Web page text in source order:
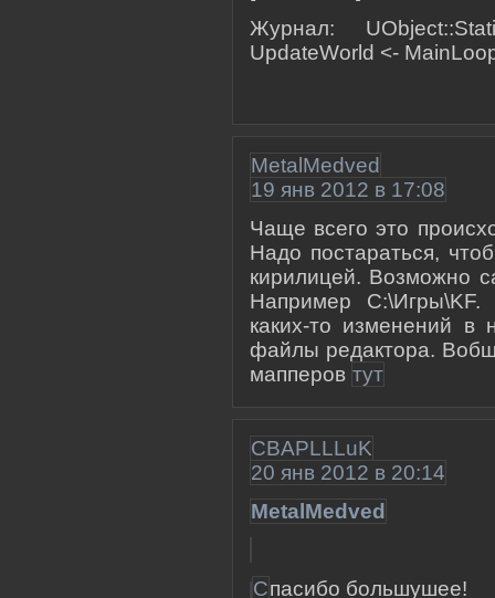
Журнал:
UpdateWorld <-
MetalMedved
19 янв 2012 в 17:08
Чаще всего это
Надо постараться,
кирилицей. Возможно
Например
каких-то изменений в
файлы редактора.
мапперов тут
CBAPLLLuK
20 янв 2012 в 20:14
MetalMedved
Спасибо большушее!